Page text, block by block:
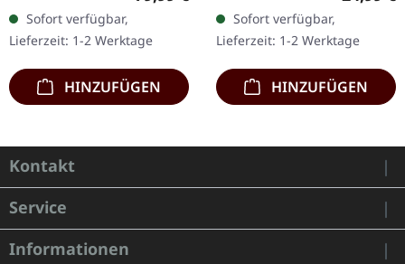
Holzbox mit Logo und
Nummerierung, limitiert
auf nur 100…
Sofort verfügbar,
Lieferzeit: 1-2 Werktage
HINZUFÜGEN
Transparentes Vinyl mit
grauen und braunen
Splatters, limitiert auf…
Sofort verfügbar,
Lieferzeit: 1-2 Werktage
HINZUFÜGEN
Kontakt
Service
Informationen